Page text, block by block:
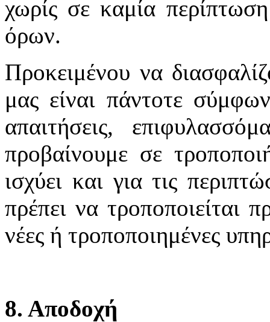
χωρίς σε καμία
όρων.
Προκειμένου να
μας είναι πάντοτε
απαιτήσεις,
προβαίνουμε σε
ισχύει και για τις
πρέπει να τροποποιείται
νέες ή τροποποιημένες
8. Αποδοχή